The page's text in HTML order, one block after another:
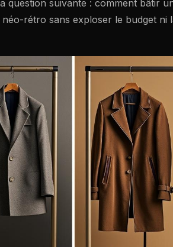
suivante : comment bâtir
rétro sans exploser le budget ni